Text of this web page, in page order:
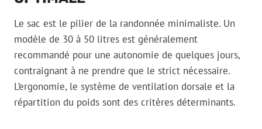
Le sac est le pilier de la randonnée minimaliste. Un
modèle de 30 à 50 litres est généralement
recommandé pour une autonomie de quelques jours,
contraignant à ne prendre que le strict nécessaire.
L’ergonomie, le système de ventilation dorsale et la
répartition du poids sont des critères déterminants.